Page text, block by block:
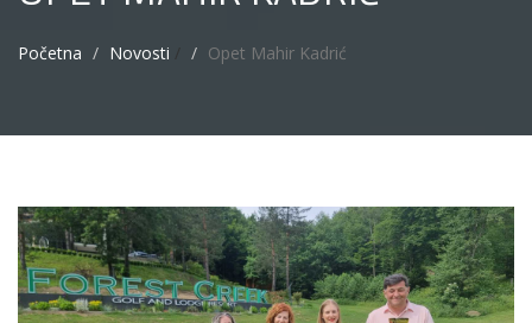
Početna Novosti / Opet Mahir Kadrić